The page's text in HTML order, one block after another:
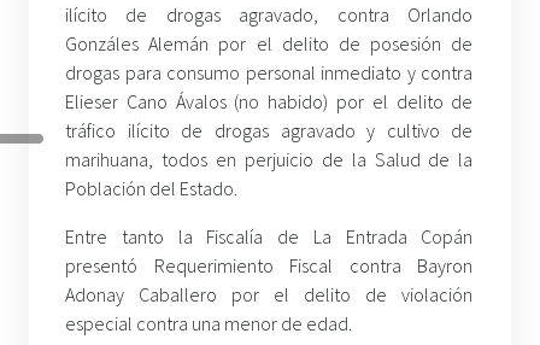
ilícito de drogas agravado, contra Orlando
Gonzáles Alemán por el delito de posesión de
drogas para consumo personal inmediato y contra
Elieser Cano Ávalos (no habido) por el delito de
tráfico ilícito de drogas agravado y cultivo de
marihuana, todos en perjuicio de la Salud de la
Población del Estado.
Entre tanto la Fiscalía de La Entrada Copán
presentó Requerimiento Fiscal contra Bayron
Adonay Caballero por el delito de violación
especial contra una menor de edad.